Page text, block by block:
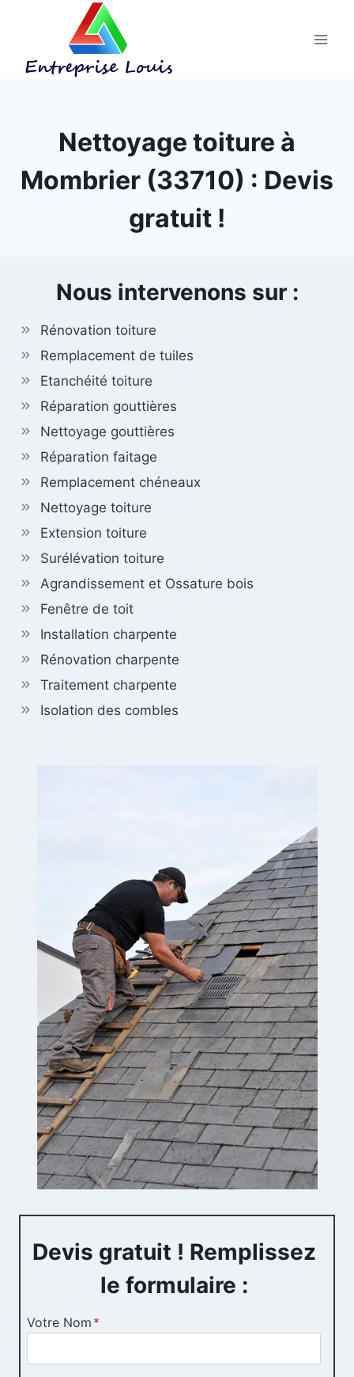
Nettoyage toiture à
Mombrier (33710) : Devis
gratuit !
Nous intervenons sur :
Rénovation toiture
Remplacement de tuiles
Etanchéité toiture
Réparation gouttières
Nettoyage gouttières
Réparation faitage
Remplacement chéneaux
Nettoyage toiture
Extension toiture
Surélévation toiture
Agrandissement et Ossature bois
Fenêtre de toit
Installation charpente
Rénovation charpente
Traitement charpente
Isolation des combles
Devis gratuit ! Remplissez
le formulaire :
Votre Nom *